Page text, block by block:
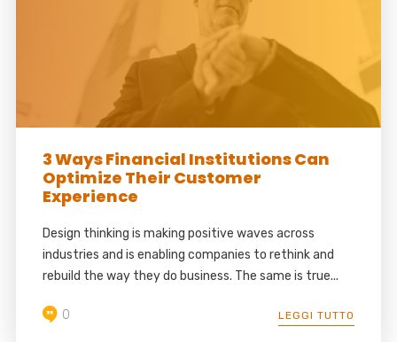
3 Ways Financial Institutions Can
Optimize Their Customer
Experience
Design thinking is making positive waves across
industries and is enabling companies to rethink and
rebuild the way they do business. The same is true...
LEGGI TUTTO
0